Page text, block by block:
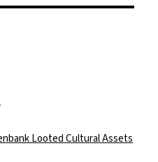
Looted Cultural Assets